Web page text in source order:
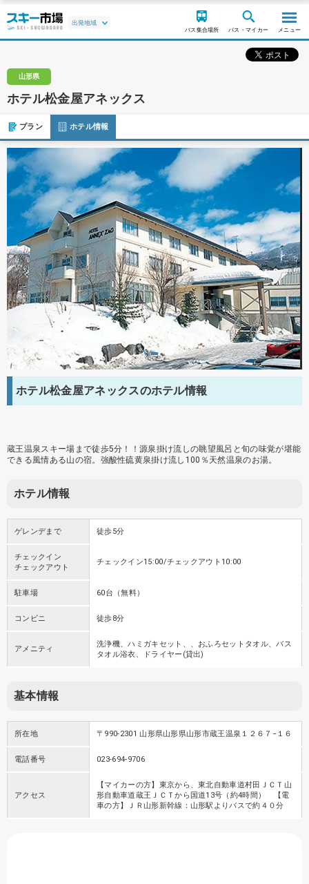
バス集合場所 バス・マイカー メニュー
山形県
ホテル松金屋アネックス
プラン ホテル情報
ホテル松金屋アネックスのホテル情報
蔵王温泉スキー場まで徒歩5分！！源泉掛け流しの眺望風呂と旬の味覚が堪能
できる風情ある山の宿。強酸性硫黄泉掛け流し100％天然温泉のお湯。
ホテル情報
ゲレンデまで 徒歩5分
チェックイン
チェックアウト
チェックイン15:00/チェックアウト10:00
駐車場 60台（無料）
コンビニ 徒歩8分
アメニティ
洗浄機、ハミガキセット、、おふろセットタオル、バス
タオル浴衣、ドライヤー(貸出)
基本情報
所在地 〒990-2301 山形県山形県山形市蔵王温泉１２６７−１６
電話番号 023-694-9706
アクセス
【マイカーの方】東京から、東北自動車道村田ＪＣＴ山
形自動車道蔵王ＪＣＴから国道13号（約4時間） 【電
車の方】ＪＲ山形新幹線：山形駅よりバスで約４０分